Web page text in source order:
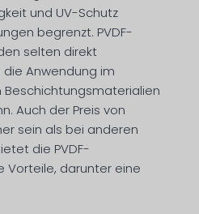
und UV-Schutz
begrenzt. PVDF-
selten direkt
Anwendung im
Beschichtungsmaterialien
Auch der Preis von
sein als bei anderen
die PVDF-
Vorteile, darunter eine